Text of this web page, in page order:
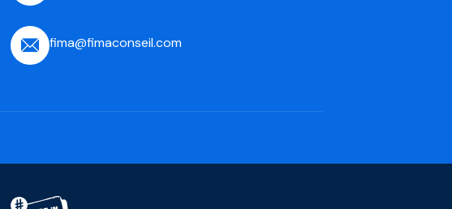
fima@fimaconseil.com